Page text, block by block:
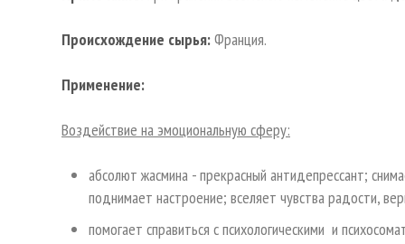
Происхождение сырья:Франция.
Применение:
Воздействие на эмоциональную сферу:
абсолют жасмина - прекрасный антидепрессант;
поднимает настроение; вселяет чувства радости,
помогает справиться с психологическими и